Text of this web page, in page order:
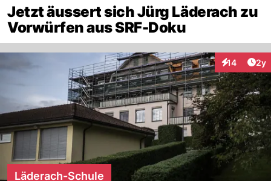
Jetzt äussert sich Jürg Läderach zu
Vorwürfen aus SRF-Doku
14 2y
Läderach-Schule